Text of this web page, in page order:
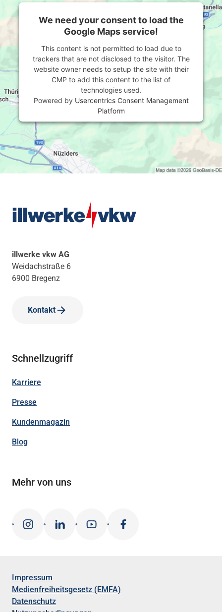
We need your consent to load the
Google Maps service!
This content is not permitted to load due to
trackers that are not disclosed to the visitor. The
website owner needs to setup the site with their
CMP to add this content to the list of
technologies used.
Powered by Usercentrics Consent Management
Platform
illwerke vkw AG
Weidachstraße 6
6900 Bregenz
Kontakt
Schnellzugriff
Karriere
Presse
Kundenmagazin
Blog
Mehr von uns
Impressum
Medienfreiheitsgesetz (EMFA)
Datenschutz